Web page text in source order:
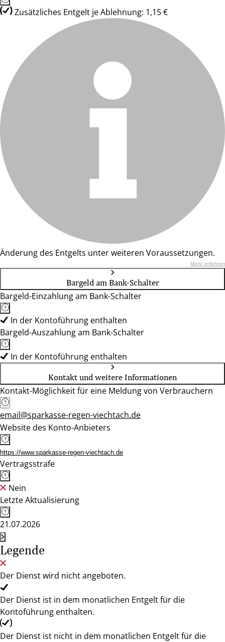
Zusätzliches Entgelt je Ablehnung: 1,15 €
Änderung des Entgelts unter weiteren Voraussetzungen.
Mehr erfahren
Bargeld am Bank-Schalter
Bargeld-Einzahlung am Bank-Schalter
In der Kontoführung enthalten
Bargeld-Auszahlung am Bank-Schalter
In der Kontoführung enthalten
Kontakt und weitere Informationen
Kontakt-Möglichkeit für eine Meldung von Verbrauchern
email@sparkasse-regen-viechtach.de
Website des Konto-Anbieters
https://www.sparkasse-regen-viechtach.de
Vertragsstrafe
Nein
Letzte Aktualisierung
21.07.2026
Legende
Der Dienst wird nicht angeboten.
Der Dienst ist in dem monatlichen Entgelt für die
Kontoführung enthalten.
Der Dienst ist nicht in dem monatlichen Entgelt für die